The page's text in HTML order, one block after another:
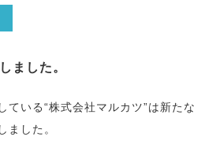
ました。
ている“株式会社マルカツ”は新たな
ました。